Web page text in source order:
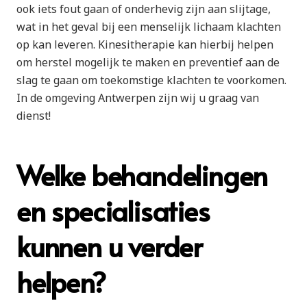
ook iets fout gaan of onderhevig zijn aan slijtage,
wat in het geval bij een menselijk lichaam klachten
op kan leveren. Kinesitherapie kan hierbij helpen
om herstel mogelijk te maken en preventief aan de
slag te gaan om toekomstige klachten te voorkomen.
In de omgeving Antwerpen zijn wij u graag van
dienst!
Welke behandelingen
en specialisaties
kunnen u verder
helpen?